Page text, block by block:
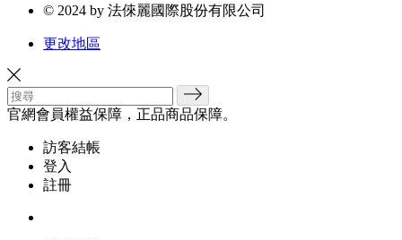
© 2024 by 法倈麗國際股份有限公司
更改地區
官網會員權益保障，正品商品保障。
訪客結帳
登入
註冊